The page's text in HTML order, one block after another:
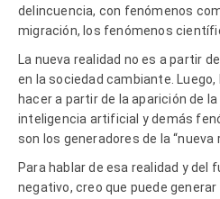
delincuencia, con fenómenos
migración, los fenómenos
La nueva realidad no es a partir
en la sociedad cambiante.
hacer a partir de la aparición de
inteligencia artificial y demás
son los generadores de la “nueva
Para hablar de esa realidad y del
negativo, creo que puede